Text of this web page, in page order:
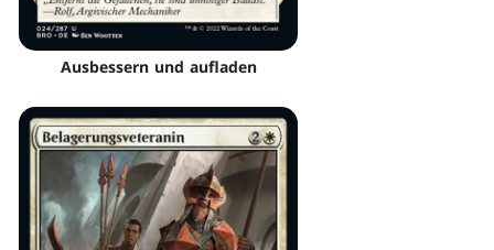
Ausbessern und aufladen